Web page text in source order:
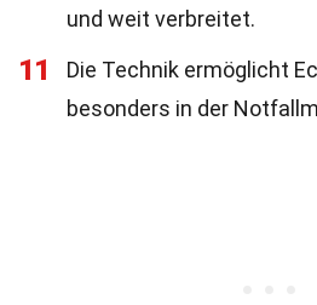
und weit verbreitet.
11
Die Technik ermöglicht
besonders in der